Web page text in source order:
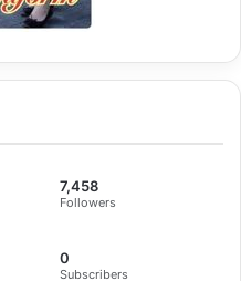
7,458
Followers
0
Subscribers